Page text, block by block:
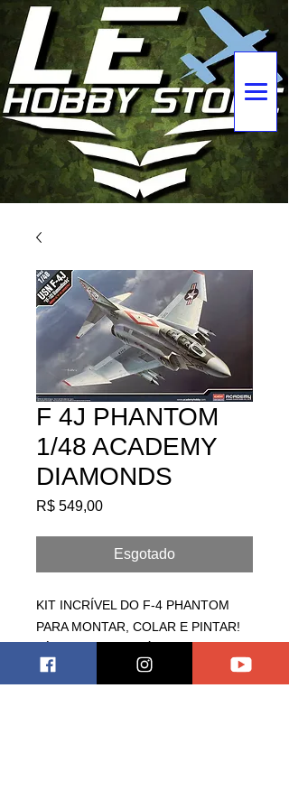
F 4J PHANTOM
1/48 ACADEMY
DIAMONDS
R$ 549,00Preço
Esgotado
KIT INCRÍVEL DO F-4 PHANTOM
PARA MONTAR, COLAR E PINTAR!
DIFICULDADE!